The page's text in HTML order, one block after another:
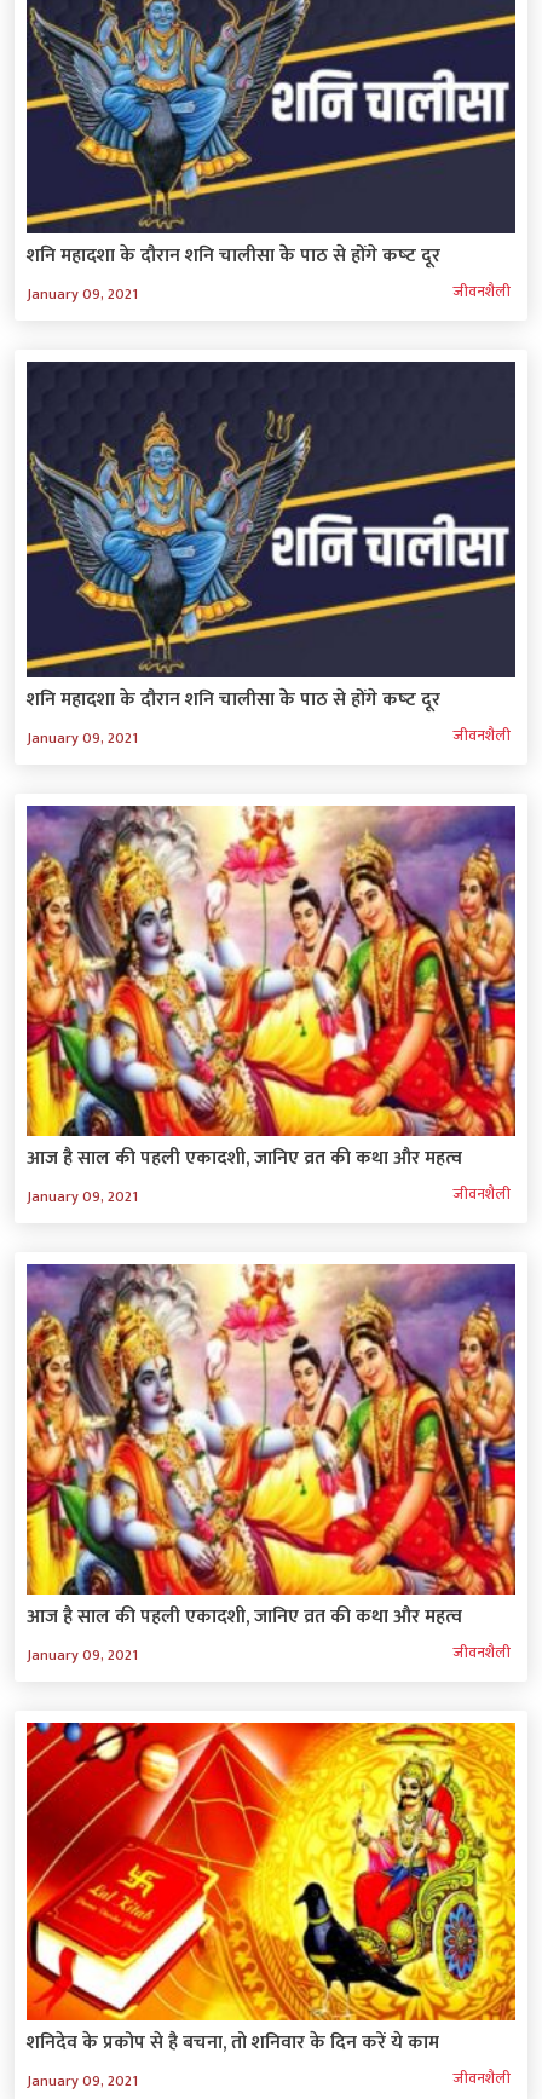
शनि महादशा के दौरान शनि चालीसा केे पाठ से होंगे कष्‍ट दूर
January 09, 2021 जीवनशैली
शनि महादशा के दौरान शनि चालीसा केे पाठ से होंगे कष्‍ट दूर
January 09, 2021 जीवनशैली
आज है साल की पहली एकादशी, जानिए व्रत की कथा और महत्‍व
January 09, 2021 जीवनशैली
आज है साल की पहली एकादशी, जानिए व्रत की कथा और महत्‍व
January 09, 2021 जीवनशैली
शनिदेव के प्रकोप से है बचना, तो शनिवार के दिन करें ये काम
January 09, 2021 जीवनशैली